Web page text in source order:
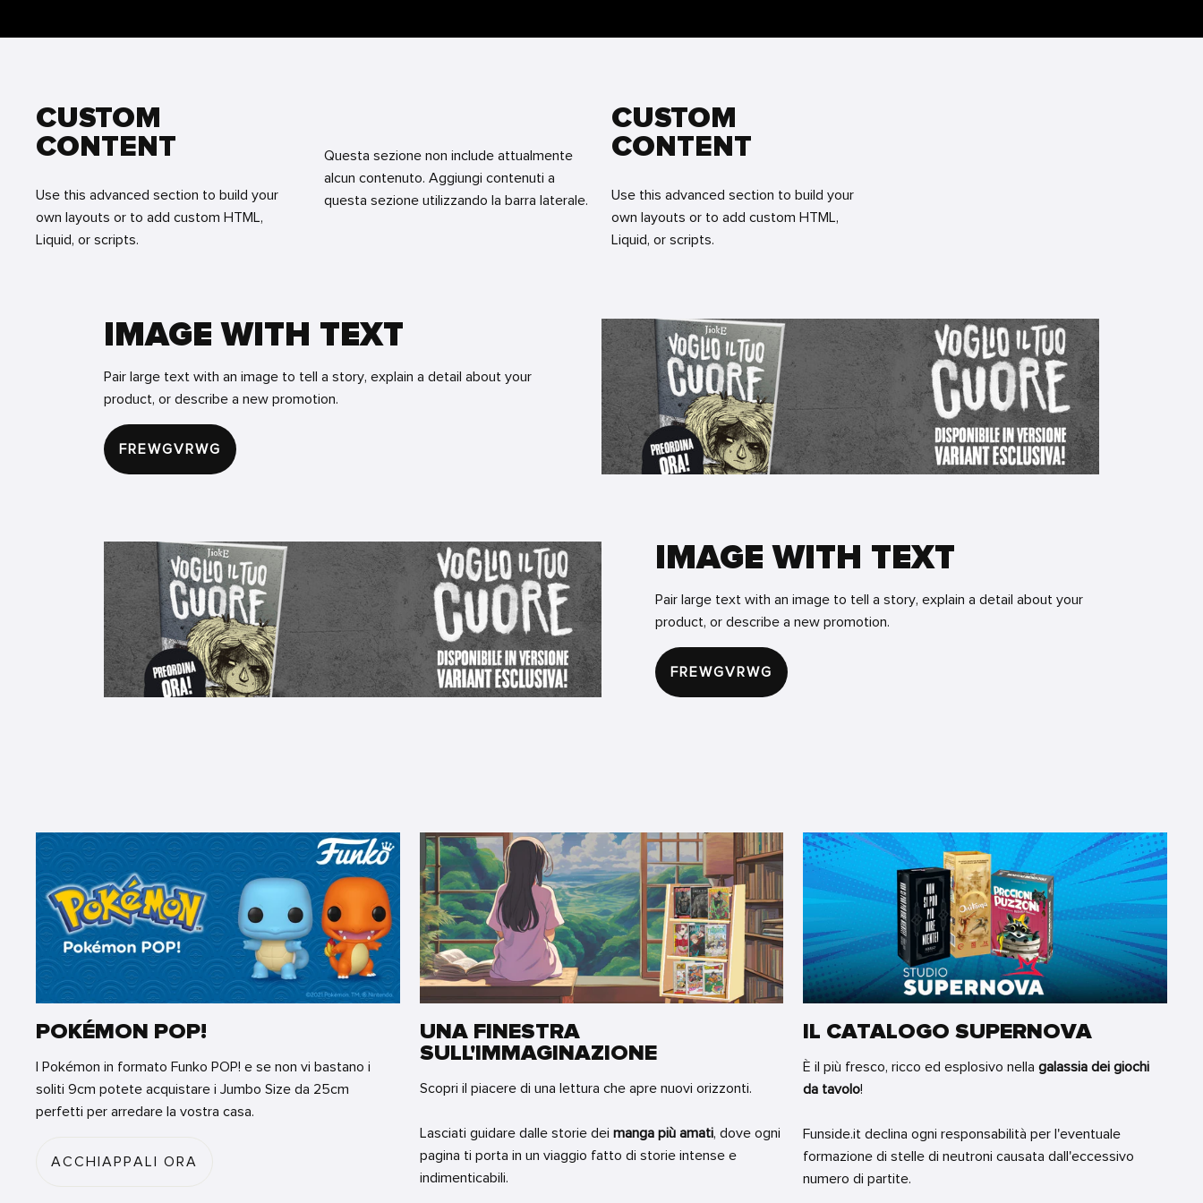
CUSTOM
CONTENT
Use this advanced section to build your
own layouts or to add custom HTML,
Liquid, or scripts.
Questa sezione non include attualmente
alcun contenuto. Aggiungi contenuti a
questa sezione utilizzando la barra laterale.
CUSTOM
CONTENT
Use this advanced section to build your
own layouts or to add custom HTML,
Liquid, or scripts.
IMAGE WITH TEXT
Pair large text with an image to tell a story, explain a detail about your
product, or describe a new promotion.
FREWGVRWG
IMAGE WITH TEXT
Pair large text with an image to tell a story, explain a detail about your
product, or describe a new promotion.
FREWGVRWG
POKÉMON POP!
I Pokémon in formato Funko POP! e se non vi bastano i
soliti 9cm potete acquistare i Jumbo Size da 25cm
perfetti per arredare la vostra casa.
ACCHIAPPALI ORA
UNA FINESTRA
SULL'IMMAGINAZIONE
Scopri il piacere di una lettura che apre nuovi orizzonti.
Lasciati guidare dalle storie dei manga più amati, dove ogni
pagina ti porta in un viaggio fatto di storie intense e
indimenticabili.
IL CATALOGO SUPERNOVA
È il più fresco, ricco ed esplosivo nellagalassia dei giochi
da tavolo!
Funside.it declina ogni responsabilità per l'eventuale
formazione di stelle di neutroni causata dall'eccessivo
numero di partite.